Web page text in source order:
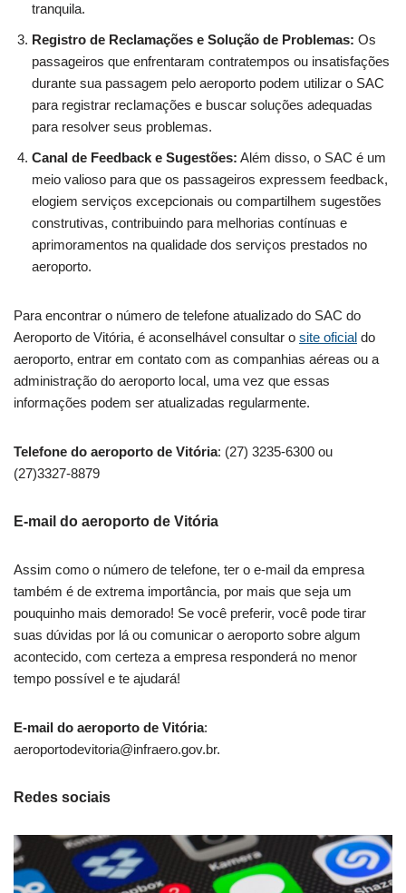
tranquila.
Registro de Reclamações e Solução de Problemas: Os
passageiros que enfrentaram contratempos ou insatisfações
durante sua passagem pelo aeroporto podem utilizar o SAC
para registrar reclamações e buscar soluções adequadas
para resolver seus problemas.
Canal de Feedback e Sugestões: Além disso, o SAC é um
meio valioso para que os passageiros expressem feedback,
elogiem serviços excepcionais ou compartilhem sugestões
construtivas, contribuindo para melhorias contínuas e
aprimoramentos na qualidade dos serviços prestados no
aeroporto.
Para encontrar o número de telefone atualizado do SAC do
Aeroporto de Vitória, é aconselhável consultar o site oficial do
aeroporto, entrar em contato com as companhias aéreas ou a
administração do aeroporto local, uma vez que essas
informações podem ser atualizadas regularmente.
Telefone do aeroporto de Vitória: (27) 3235-6300 ou
(27)3327-8879
E-mail do aeroporto de Vitória
Assim como o número de telefone, ter o e-mail da empresa
também é de extrema importância, por mais que seja um
pouquinho mais demorado! Se você preferir, você pode tirar
suas dúvidas por lá ou comunicar o aeroporto sobre algum
acontecido, com certeza a empresa responderá no menor
tempo possível e te ajudará!
E-mail do aeroporto de Vitória:
aeroportodevitoria@infraero.gov.br.
Redes sociais